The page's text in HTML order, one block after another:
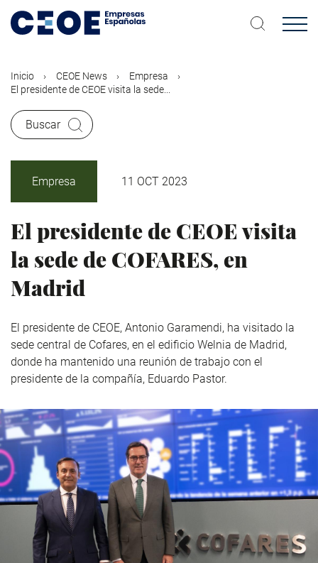
contenido
Inicio CEOE News
Empresa
El presidente de CEOE visita la sede...
Buscar
Empresa 11 OCT 2023
El presidente de CEOE visita
la sede de COFARES, en
Madrid
El presidente de CEOE, Antonio Garamendi, ha visitado la
sede central de Cofares, en el edificio Welnia de Madrid,
donde ha mantenido una reunión de trabajo con el
presidente de la compañía, Eduardo Pastor.